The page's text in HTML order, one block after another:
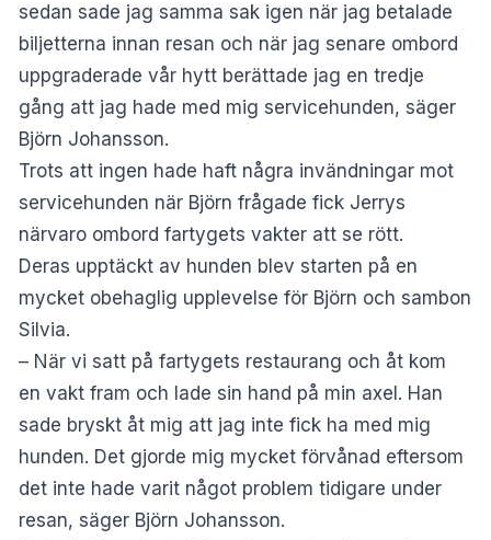
sedan sade jag samma sak igen när jag betalade
biljetterna innan resan och när jag senare ombord
uppgraderade vår hytt berättade jag en tredje
gång att jag hade med mig servicehunden, säger
Björn Johansson.
Trots att ingen hade haft några invändningar mot
servicehunden när Björn frågade fick Jerrys
närvaro ombord fartygets vakter att se rött.
Deras upptäckt av hunden blev starten på en
mycket obehaglig upplevelse för Björn och sambon
Silvia.
– När vi satt på fartygets restaurang och åt kom
en vakt fram och lade sin hand på min axel. Han
sade bryskt åt mig att jag inte fick ha med mig
hunden. Det gjorde mig mycket förvånad eftersom
det inte hade varit något problem tidigare under
resan, säger Björn Johansson.